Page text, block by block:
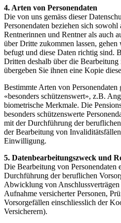
4. Arten von Personendaten
Die von uns gemäss dieser
Personendaten beziehen sich
Rentnerinnen und Rentner als auch
über Dritte zukommen lassen, gehen
befugt und diese Daten richtig sind.
Dritten deshalb über die
übergeben Sie ihnen eine Kopie
Bestimmte Arten von Personendaten
«besonders schützenswert», z.B.
biometrische Merkmale. Die
besonders schützenswerte
mit der Durchführung der
der Bearbeitung von
Einwilligung.
5. Datenbearbeitungszweck und
Die Bearbeitung von
Durchführung der beruflichen
Abwicklung von
Aufnahme versicherter Personen,
Vorsorgefällen einschliesslich der
Versicherern).